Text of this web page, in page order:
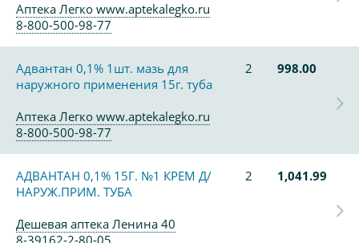
Аптека Легко www.aptekalegko.ru
8-800-500-98-77
Адвантан 0,1% 1шт. мазь для
наружного применения 15г. туба
2 998.00
Аптека Легко www.aptekalegko.ru
8-800-500-98-77
АДВАНТАН 0,1% 15Г. №1 КРЕМ Д/
НАРУЖ.ПРИМ. ТУБА
2 1,041.99
Дешевая аптека Ленина 40
8-39162-2-80-05